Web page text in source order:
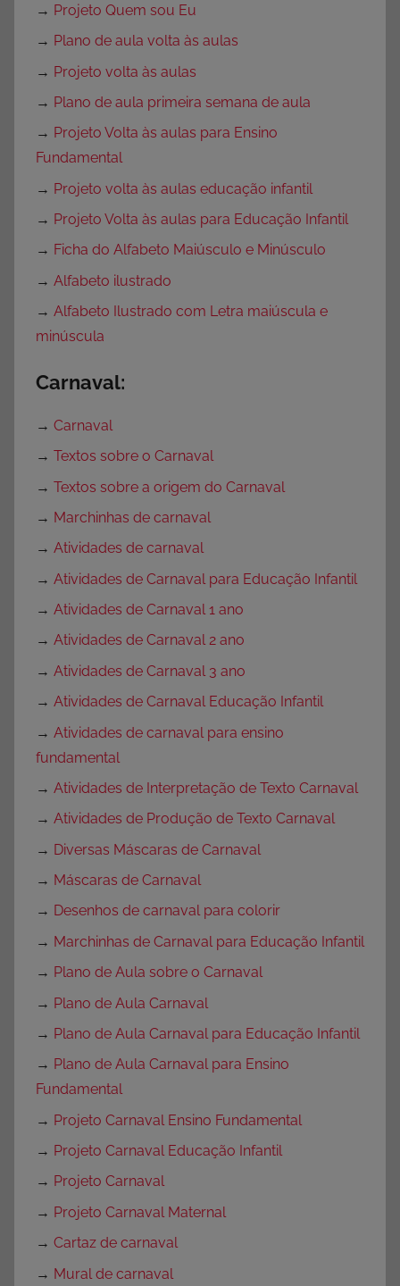
→ Projeto Quem sou Eu
→ Plano de aula volta às aulas
→ Projeto volta às aulas
→ Plano de aula primeira semana de aula
→ Projeto Volta às aulas para Ensino
Fundamental
→ Projeto volta às aulas educação infantil
→ Projeto Volta às aulas para Educação Infantil
→ Ficha do Alfabeto Maiúsculo e Minúsculo
→ Alfabeto ilustrado
→ Alfabeto Ilustrado com Letra maiúscula e
minúscula
Carnaval:
→ Carnaval
→ Textos sobre o Carnaval
→ Textos sobre a origem do Carnaval
→ Marchinhas de carnaval
→ Atividades de carnaval
→ Atividades de Carnaval para Educação Infantil
→ Atividades de Carnaval 1 ano
→ Atividades de Carnaval 2 ano
→ Atividades de Carnaval 3 ano
→ Atividades de Carnaval Educação Infantil
→ Atividades de carnaval para ensino
fundamental
→ Atividades de Interpretação de Texto Carnaval
→ Atividades de Produção de Texto Carnaval
→ Diversas Máscaras de Carnaval
→ Máscaras de Carnaval
→ Desenhos de carnaval para colorir
→ Marchinhas de Carnaval para Educação Infantil
→ Plano de Aula sobre o Carnaval
→ Plano de Aula Carnaval
→ Plano de Aula Carnaval para Educação Infantil
→ Plano de Aula Carnaval para Ensino
Fundamental
→ Projeto Carnaval Ensino Fundamental
→ Projeto Carnaval Educação Infantil
→ Projeto Carnaval
→ Projeto Carnaval Maternal
→ Cartaz de carnaval
→ Mural de carnaval